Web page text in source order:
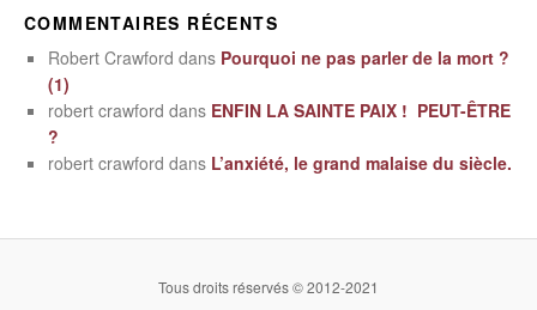
COMMENTAIRES RÉCENTS
Robert Crawford dans Pourquoi ne pas parler de la mort ?
(1)
robert crawford dans ENFIN LA SAINTE PAIX ! PEUT-ÊTRE
?
robert crawford dans L’anxiété, le grand malaise du siècle.
Tous droits réservés © 2012-2021